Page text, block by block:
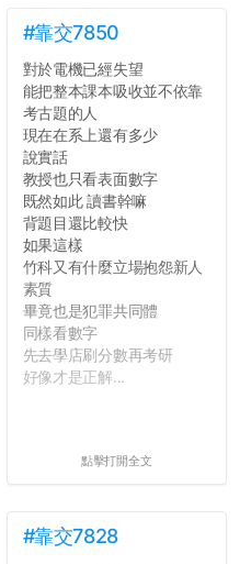
#靠交7850
對於電機已經失望
能把整本課本吸收並不依靠
考古題的人
現在在系上還有多少
說實話
教授也只看表面數字
既然如此 讀書幹嘛
背題目還比較快
如果這樣
竹科又有什麼立場抱怨新人
素質
畢竟也是犯罪共同體
同樣看數字
先去學店刷分數再考研
好像才是正解...
點擊打開全文
#靠交7828